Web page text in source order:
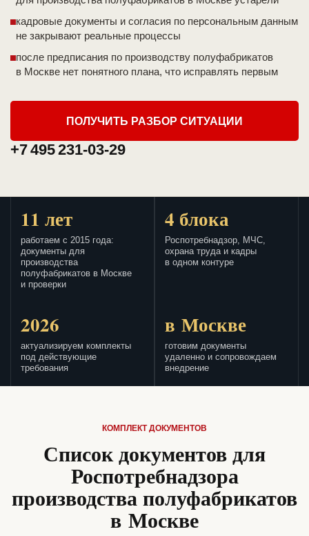
кадровые документы и согласия по персональным данным
не закрывают реальные процессы
после предписания по производству полуфабрикатов
в Москве нет понятного плана, что исправлять первым
ПОЛУЧИТЬ РАЗБОР СИТУАЦИИ
+7 495 231-03-29
11 лет
работаем с 2015 года:
документы для
производства
полуфабрикатов в Москве
и проверки
4 блока
Роспотребнадзор, МЧС,
охрана труда и кадры
в одном контуре
2026
актуализируем комплекты
под действующие
требования
в Москве
готовим документы
удаленно и сопровождаем
внедрение
КОМПЛЕКТ ДОКУМЕНТОВ
Список документов для
Роспотребнадзора
производства полуфабрикатов
в Москве